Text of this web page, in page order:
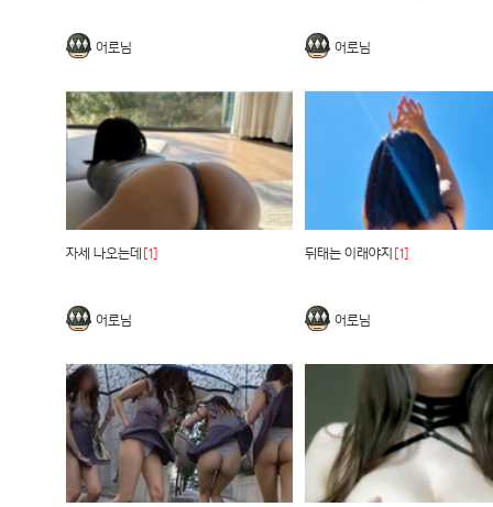
어로님 어로님
자세 나오는데 [1]
어로님
뒤태는 이래야지 [1]
어로님